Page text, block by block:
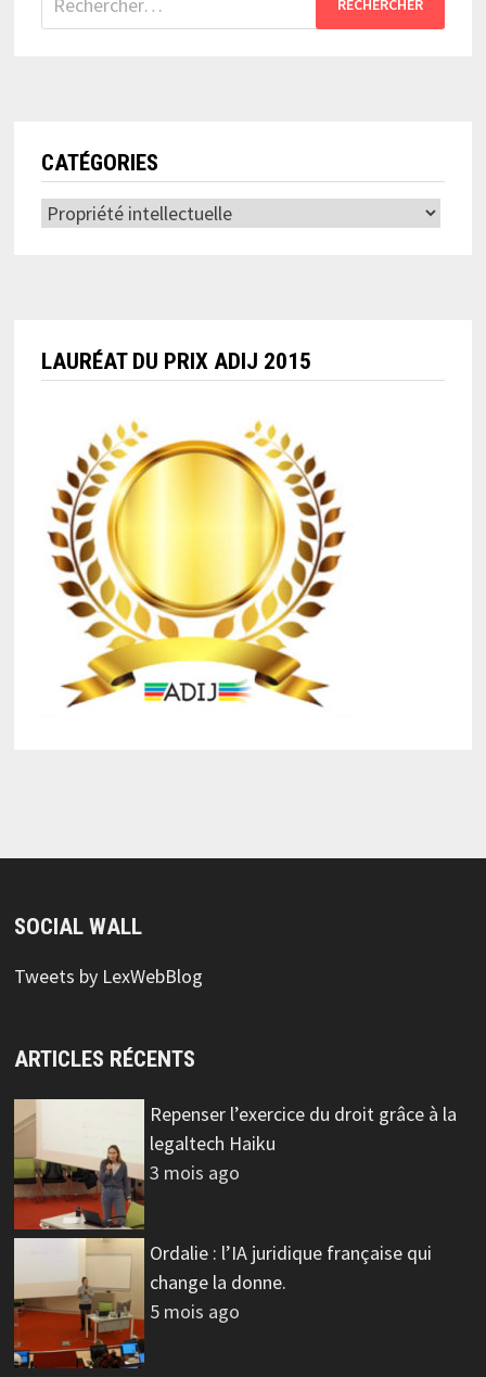
CATÉGORIES
Catégories
LAURÉAT DU PRIX ADIJ 2015
SOCIAL WALL
Tweets by LexWebBlog
ARTICLES RÉCENTS
Repenser l’exercice du droit grâce à la
legaltech Haiku
3 mois ago
Ordalie : l’IA juridique française qui
change la donne.
5 mois ago